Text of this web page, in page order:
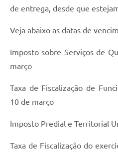
Diário Oficial
de entrega, desde que
Veja abaixo as datas de
Imposto sobre Serviços de
março
Taxa de Fiscalização de
10 de março
Imposto Predial e Territorial
Taxa de Fiscalização do